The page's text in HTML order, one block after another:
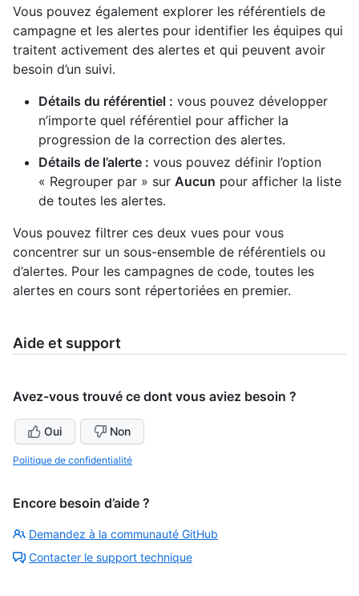
Vous pouvez également explorer les référentiels de
campagne et les alertes pour identifier les équipes qui
traitent activement des alertes et qui peuvent avoir
besoin d’un suivi.
Détails du référentiel : vous pouvez développer
n’importe quel référentiel pour afficher la
progression de la correction des alertes.
Détails de l’alerte : vous pouvez définir l’option
« Regrouper par » sur Aucun pour afficher la liste
de toutes les alertes.
Vous pouvez filtrer ces deux vues pour vous
concentrer sur un sous-ensemble de référentiels ou
d’alertes. Pour les campagnes de code, toutes les
alertes en cours sont répertoriées en premier.
Aide et support
Avez-vous trouvé ce dont vous aviez besoin ?
Oui Non
Politique de confidentialité
Encore besoin d’aide ?
Demandez à la communauté GitHub
Contacter le support technique